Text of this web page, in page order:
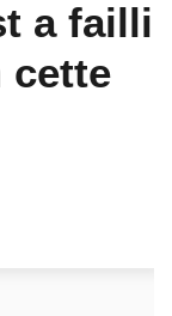
a failli
cette